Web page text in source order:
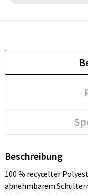
Beschreibung
100 % recycelter
abnehmbarem